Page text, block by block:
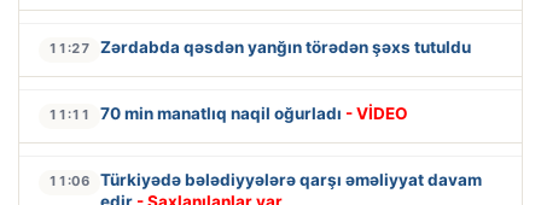
11:27 Zərdabda qəsdən yanğın törədən şəxs tutuldu
11:11 70 min manatlıq naqil oğurladı - VİDEO
11:06
Türkiyədə bələdiyyələrə qarşı əməliyyat davam